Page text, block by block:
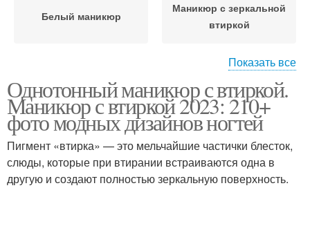
Белый маникюр
Маникюр с зеркальной
втиркой
Розовый маникюр
маникюр
Показать все
Однотонный маникюр с втиркой.
Маникюр с втиркой 2023: 210+
фото модных дизайнов ногтей
Пигмент «втирка» — это мельчайшие частички блесток,
слюды, которые при втирании встраиваются одна в
другую и создают полностью зеркальную поверхность.